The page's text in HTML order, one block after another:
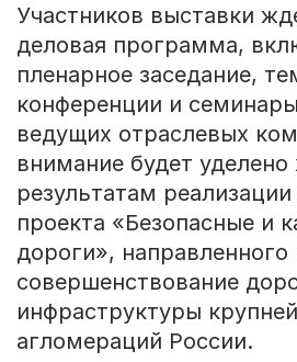
Участников выставки
деловая программа,
пленарное заседание,
конференции и
ведущих отраслевых
внимание будет уделено
результатам
проекта «Безопасные и
дороги», направленного
совершенствование
инфраструктуры
агломераций России.